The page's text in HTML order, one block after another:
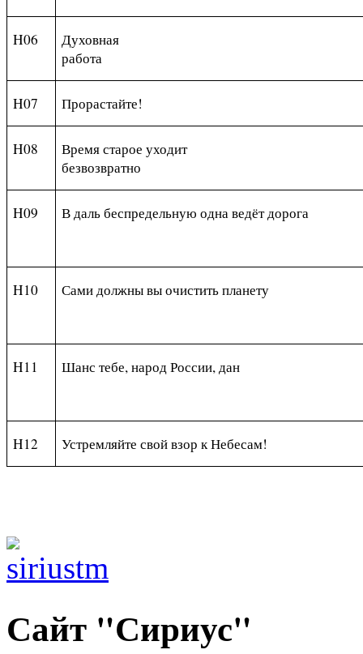
H06
Духовная
работа
H07 Прорастайте!
H08
Время старое уходит
безвозвратно
H09 В даль беспредельную одна ведёт дорога
H10 Сами должны вы очистить планету
H11 Шанс тебе, народ России, дан
H12 Устремляйте свой взор к Небесам!
Сайт "Сириус"